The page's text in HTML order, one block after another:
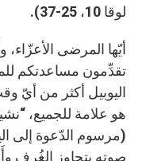
لوقا 10، 25-37).
أيّها المرضى الأعزّاء،
تقدِّمون مساعدتكم
اليوبيل أكثر من أيّ
هو علامة للجميع،
(مرسوم الدّعوة إلى
صوته يتجاوز الغُرف